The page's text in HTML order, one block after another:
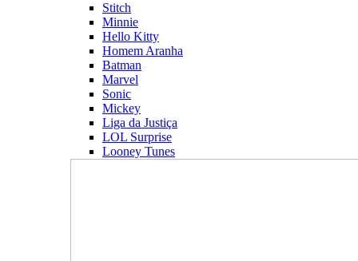
Stitch
Minnie
Hello Kitty
Homem Aranha
Batman
Marvel
Sonic
Mickey
Liga da Justiça
LOL Surprise
Looney Tunes